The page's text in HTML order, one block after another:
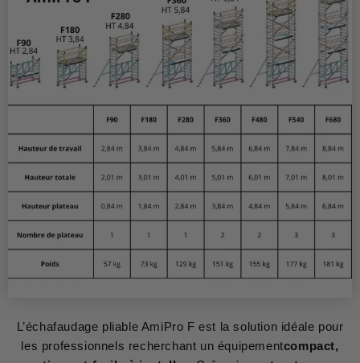
L’échafaudage pliable AmiPro F est la solution idéale pour
les professionnels recherchant un équipementcompact,